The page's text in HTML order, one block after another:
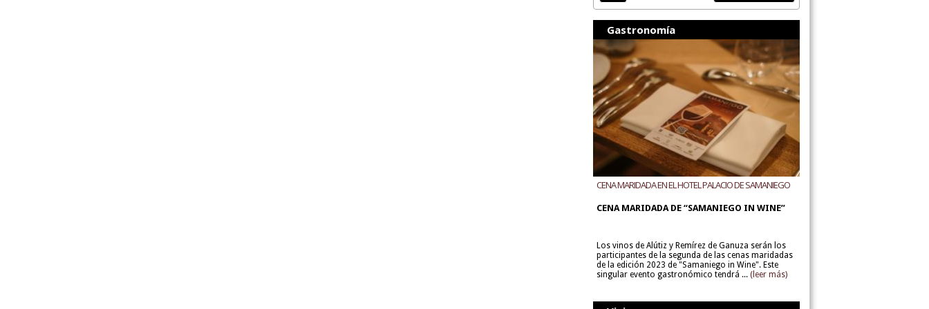
Gastronomía
CENA MARIDADA EN EL HOTEL PALACIO DE SAMANIEGO
CENA MARIDADA DE “SAMANIEGO IN WINE”
Los vinos de Alútiz y Remírez de Ganuza serán los
participantes de la segunda de las cenas maridadas
de la edición 2023 de "Samaniego in Wine". Este
singular evento gastronómico tendrá ... (leer más)